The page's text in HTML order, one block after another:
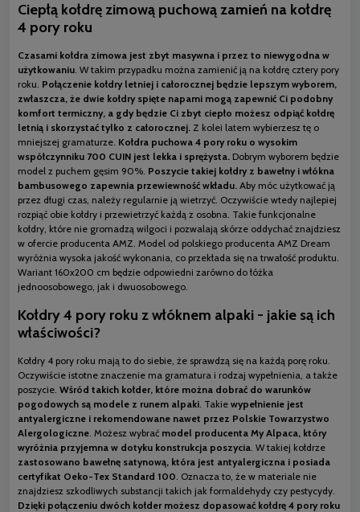
Ciepłą kołdrę zimową puchową zamień na kołdrę
4 pory roku
Czasami kołdra zimowa jest zbyt masywna i przez to niewygodna w
użytkowaniu. W takim przypadku można zamienić ją na kołdrę cztery pory
roku. Połączenie kołdry letniej i całorocznej będzie lepszym wyborem,
zwłaszcza, że dwie kołdry spięte napami mogą zapewnić Ci podobny
komfort termiczny, a gdy będzie Ci zbyt ciepło możesz odpiąć kołdrę
letnią i skorzystać tylko z całorocznej. Z kolei latem wybierzesz tę o
mniejszej gramaturze. Kołdra puchowa 4 pory roku o wysokim
współczynniku 700 CUIN jest lekka i sprężysta. Dobrym wyborem będzie
model z puchem gęsim 90%. Poszycie takiej kołdry z bawełny i włókna
bambusowego zapewnia przewiewność wkładu. Aby móc użytkować ją
przez długi czas, należy regularnie ją wietrzyć. Oczywiście wtedy najlepiej
rozpiąć obie kołdry i przewietrzyć każdą z osobna. Takie funkcjonalne
kołdry, które nie gromadzą wilgoci i pozwalają skórze oddychać znajdziesz
w ofercie producenta AMZ. Model od polskiego producenta AMZ Dream
wyróżnia wysoka jakość wykonania, co przekłada się na trwałość produktu.
Wariant 160x200 cm będzie odpowiedni zarówno do łóżka
jednoosobowego, jak i dwuosobowego.
Kołdry 4 pory roku z włóknem alpaki - jakie są ich
właściwości?
Kołdry 4 pory roku mają to do siebie, że sprawdzą się na każdą porę roku.
Oczywiście istotne znaczenie ma gramatura i rodzaj wypełnienia, a także
poszycie. Wśród takich kołder, które można dobrać do warunków
pogodowych są modele z runem alpaki . Takie wypełnienie jest
antyalergiczne i rekomendowane nawet przez Polskie Towarzystwo
Alergologiczne . Możesz wybrać model producenta My Alpaca, który
wyróżnia przyjemna w dotyku konstrukcja poszycia . W takiej kołdrze
zastosowano bawełnę satynową, która jest antyalergiczna i posiada
certyfikat Oeko-Tex Standard 100 . Oznacza to, że w materiale nie
znajdziesz szkodliwych substancji takich jak formaldehydy czy pestycydy.
Dzięki połączeniu dwóch kołder możesz dopasować kołdrę 4 pory roku